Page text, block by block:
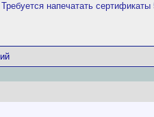
Требуется напечатать